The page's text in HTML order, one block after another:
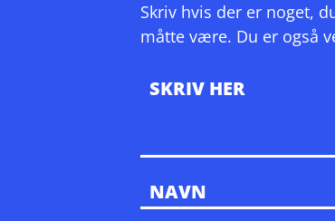
Skriv hvis der er noget,
måtte være. Du er også